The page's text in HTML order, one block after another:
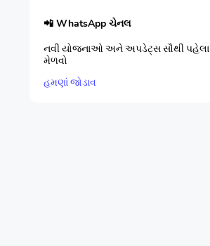
📲 WhatsApp ચેનલ
નવી યોજનાઓ અને અપડેટ્સ સૌથી પહેલા
મેળવો
હમણાં જોડાવ